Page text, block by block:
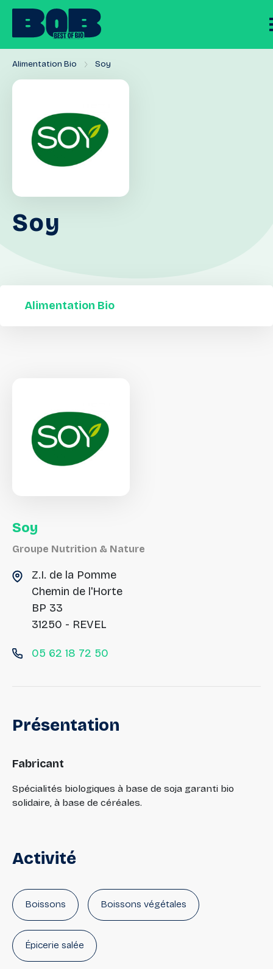
Alimentation Bio Soy
Soy
Alimentation Bio
Soy
Groupe Nutrition & Nature
Z.I. de la Pomme
Chemin de l'Horte
BP 33
31250 - REVEL
05 62 18 72 50
Présentation
Fabricant
Spécialités biologiques à base de soja garanti bio
solidaire, à base de céréales.
Activité
Boissons Boissons végétales
Épicerie salée